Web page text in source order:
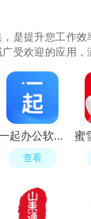
是提升您工作
受欢迎的应用
易用，操作流畅，
i一起办公软件官方版
查看